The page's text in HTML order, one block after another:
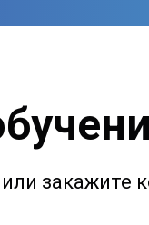
закажите